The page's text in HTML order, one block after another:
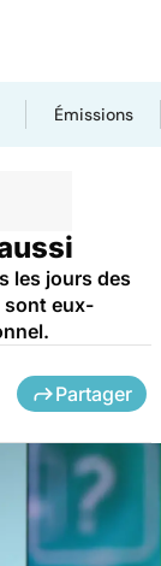
Émissions
les jours des
sont eux-
Partager